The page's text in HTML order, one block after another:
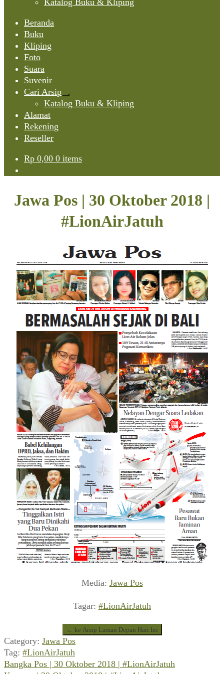
Katalog Buku & Kliping
Beranda
Buku
Kliping
Foto
Suara
Suvenir
Cari Arsip
Expand
child
Katalog Buku & Kliping
Alamat
Rekening
Reseller
Rp 0,00 0 items
Jawa Pos | 30 Oktober 2018 |
#LionAirJatuh
Media: Jawa Pos
Tagar: #LionAirJatuh
← ke Arsip Laman Depan Hari Ini
Category: Jawa Pos
Tag: #LionAirJatuh
Navigasi
Previous
Bangka Pos | 30 Oktober 2018 | #LionAirJatuh